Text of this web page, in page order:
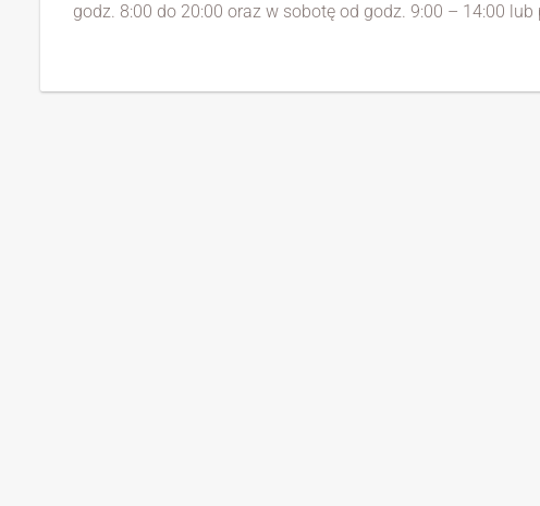
godz. 8:00 do 20:00 oraz w sobotę od godz. 9:00 – 14:00 lub